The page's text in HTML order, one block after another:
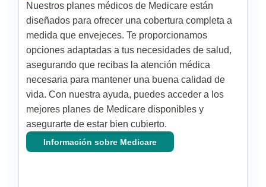
Nuestros planes médicos de Medicare están
diseñados para ofrecer una cobertura completa a
medida que envejeces. Te proporcionamos
opciones adaptadas a tus necesidades de salud,
asegurando que recibas la atención médica
necesaria para mantener una buena calidad de
vida. Con nuestra ayuda, puedes acceder a los
mejores planes de Medicare disponibles y
asegurarte de estar bien cubierto.
Información sobre Medicare